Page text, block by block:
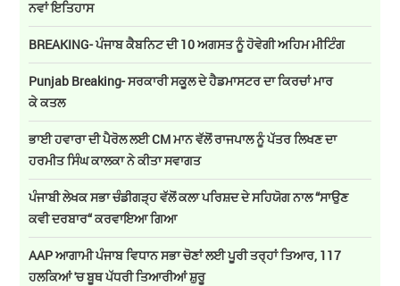
ਨਵਾਂ ਇਤਿਹਾਸ
BREAKING- ਪੰਜਾਬ ਕੈਬਨਿਟ ਦੀ 10 ਅਗਸਤ ਨੂੰ ਹੋਵੇਗੀ ਅਹਿਮ ਮੀਟਿੰਗ
Punjab Breaking- ਸਰਕਾਰੀ ਸਕੂਲ ਦੇ ਹੈਡਮਾਸਟਰ ਦਾ ਕਿਰਚਾਂ ਮਾਰ
ਕੇ ਕਤਲ
ਭਾਈ ਹਵਾਰਾ ਦੀ ਪੈਰੋਲ ਲਈ CM ਮਾਨ ਵੱਲੋਂ ਰਾਜਪਾਲ ਨੂੰ ਪੱਤਰ ਲਿਖਣ ਦਾ
ਹਰਮੀਤ ਸਿੰਘ ਕਾਲਕਾ ਨੇ ਕੀਤਾ ਸਵਾਗਤ
ਪੰਜਾਬੀ ਲੇਖਕ ਸਭਾ ਚੰਡੀਗੜ੍ਹ ਵੱਲੋਂ ਕਲਾ ਪਰਿਸ਼ਦ ਦੇ ਸਹਿਯੋਗ ਨਾਲ “ਸਾਉਣ
ਕਵੀ ਦਰਬਾਰ“ ਕਰਵਾਇਆ ਗਿਆ
AAP ਆਗਾਮੀ ਪੰਜਾਬ ਵਿਧਾਨ ਸਭਾ ਚੋਣਾਂ ਲਈ ਪੂਰੀ ਤਰ੍ਹਾਂ ਤਿਆਰ, 117
ਹਲਕਿਆਂ 'ਚ ਬੂਥ ਪੱਧਰੀ ਤਿਆਰੀਆਂ ਸ਼ੁਰੂ